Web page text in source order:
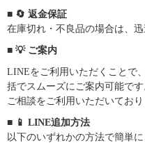
■ 🔄 返金保証
在庫切れ・不良品の場合は、
■ 💡 ご案内
LINEをご利用いただくことで
括でスムーズにご案内可能で
ご相談をご利用いただいており
■ 📱 LINE追加方法
以下のいずれかの方法で簡単に